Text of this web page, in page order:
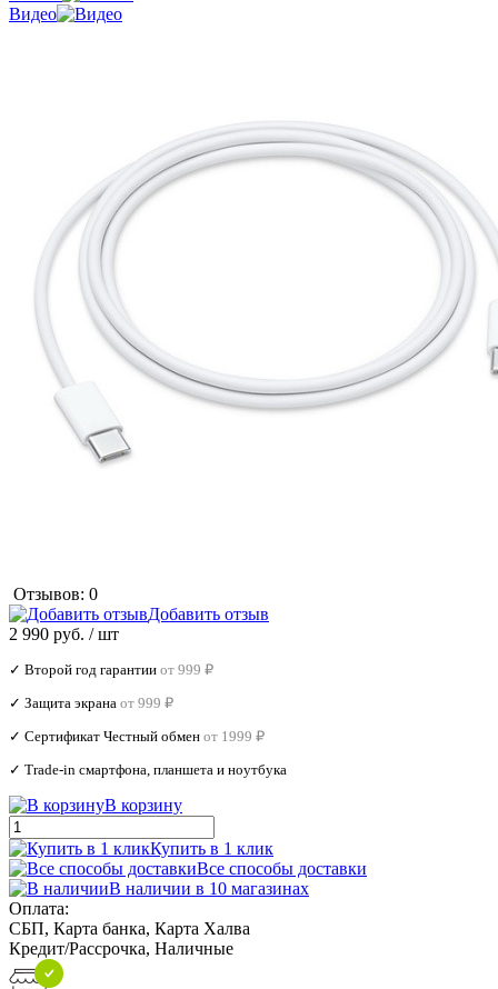
Видео
Отзывов: 0
Добавить отзыв
2 990 руб. / шт
✓ Второй год гарантии от 999 ₽
✓ Защита экрана от 999 ₽
✓ Сертификат Честный обмен от 1999 ₽
✓ Trade‑in смартфона, планшета и ноутбука
В корзину
Купить в 1 клик
Все способы доставки
В наличии в 10 магазинах
Оплата:
СБП, Карта банка, Карта Халва
Кредит/Рассрочка, Наличные